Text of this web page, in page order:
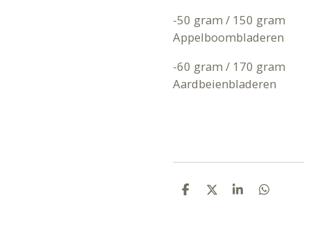
-50 gram / 150 gram
Appelboombladeren
-60 gram / 170 gram
Aardbeienbladeren
D
D
S
D